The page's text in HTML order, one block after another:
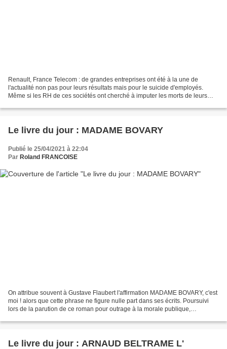
Renault, France Telecom : de grandes entreprises ont été à la une de
l'actualité non pas pour leurs résultats mais pour le suicide d'employés.
Même si les RH de ces sociétés ont cherché à imputer les morts de leurs
Le livre du jour : MADAME BOVARY
Publié le 25/04/2021 à 22:04
Par Roland FRANCOISE
On attribue souvent à Gustave Flaubert l'affirmation MADAME BOVARY, c'est
moi ! alors que cette phrase ne figure nulle part dans ses écrits. Poursuivi
lors de la parution de ce roman pour outrage à la morale publique,
Le livre du jour : ARNAUD BELTRAME L'